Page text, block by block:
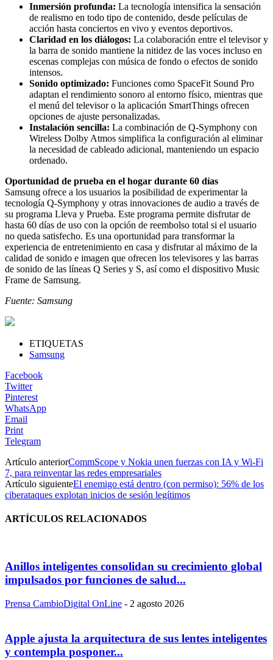
Inmersión profunda: La tecnología intensifica la sensación
de realismo en todo tipo de contenido, desde películas de
acción hasta conciertos en vivo y eventos deportivos.
Claridad en los diálogos: La colaboración entre el televisor y
la barra de sonido mantiene la nitidez de las voces incluso en
escenas complejas con música de fondo o efectos de sonido
intensos.
Sonido optimizado: Funciones como SpaceFit Sound Pro
adaptan el rendimiento sonoro al entorno físico, mientras que
el menú del televisor o la aplicación SmartThings ofrecen
opciones de ajuste personalizadas.
Instalación sencilla: La combinación de Q-Symphony con
Wireless Dolby Atmos simplifica la configuración al eliminar
la necesidad de cableado adicional, manteniendo un espacio
ordenado.
Oportunidad de prueba en el hogar durante 60 días
Samsung ofrece a los usuarios la posibilidad de experimentar la
tecnología Q-Symphony y otras innovaciones de audio a través de
su programa Lleva y Prueba. Este programa permite disfrutar de
hasta 60 días de uso con la opción de reembolso total si el usuario
no queda satisfecho. Es una oportunidad para transformar la
experiencia de entretenimiento en casa y disfrutar al máximo de la
calidad de sonido e imagen que ofrecen los televisores y las barras
de sonido de las líneas Q Series y S, así como el dispositivo Music
Frame de Samsung.
Fuente: Samsung
ETIQUETAS
Samsung
Facebook
Twitter
Pinterest
WhatsApp
Email
Print
Telegram
Artículo anteriorCommScope y Nokia unen fuerzas con IA y Wi-Fi
7, para reinventar las redes empresariales
Artículo siguienteEl enemigo está dentro (con permiso): 56% de los
ciberataques explotan inicios de sesión legítimos
ARTÍCULOS RELACIONADOS
Anillos inteligentes consolidan su crecimiento global
impulsados por funciones de salud...
Prensa CambioDigital OnLine - 2 agosto 2026
Apple ajusta la arquitectura de sus lentes inteligentes
y contempla posponer...